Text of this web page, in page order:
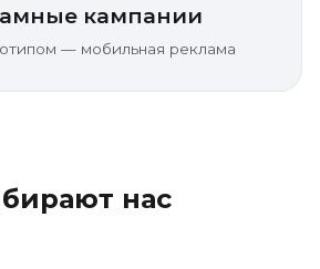
кампании
— мобильная реклама
нас